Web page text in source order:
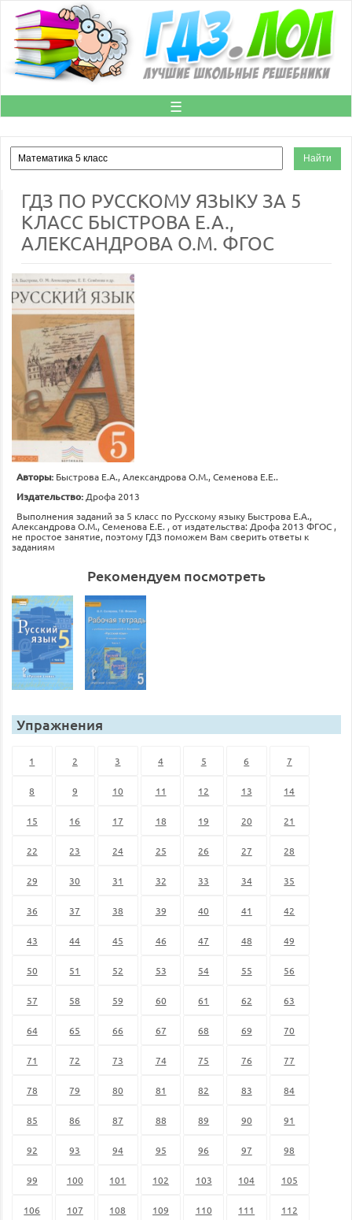
☰
ГДЗ ПО РУССКОМУ ЯЗЫКУ ЗА 5
КЛАСС БЫСТРОВА Е.А.,
АЛЕКСАНДРОВА О.М. ФГОС
Авторы: Быстрова Е.А., Александрова О.М., Семенова Е.Е..
Издательство: Дрофа 2013
Выполнения заданий за 5 класс по Русскому языку Быстрова Е.А.,
Александрова О.М., Семенова Е.Е. , от издательства: Дрофа 2013 ФГОС ,
не простое занятие, поэтому ГДЗ поможем Вам сверить ответы к
заданиям
Рекомендуем посмотреть
Упражнения
1 2 3 4 5 6 7
8 9 10 11 12 13 14
15 16 17 18 19 20 21
22 23 24 25 26 27 28
29 30 31 32 33 34 35
36 37 38 39 40 41 42
43 44 45 46 47 48 49
50 51 52 53 54 55 56
57 58 59 60 61 62 63
64 65 66 67 68 69 70
71 72 73 74 75 76 77
78 79 80 81 82 83 84
85 86 87 88 89 90 91
92 93 94 95 96 97 98
99 100 101 102 103 104 105
106 107 108 109 110 111 112